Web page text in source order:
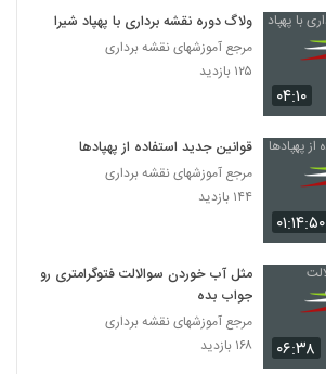
۰۴:۱۰
ولاگ دوره نقشه برداری با پهپاد شیراز
مرجع آموزشهای نقشه برداری
۱۲۵ بازدید
۰۱:۱۴:۵۰
قوانین جدید استفاده از پهپادها
مرجع آموزشهای نقشه برداری
۱۴۴ بازدید
۰۶:۳۸
مثل آب خوردن سوالالت فتوگرامتری رو
جواب بده
مرجع آموزشهای نقشه برداری
۱۶۸ بازدید